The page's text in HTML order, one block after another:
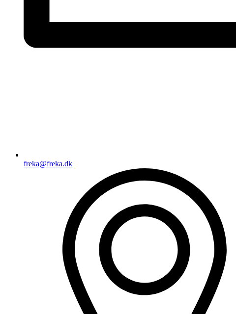
freka@freka.dk